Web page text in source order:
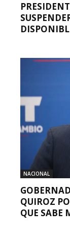
NACIONAL
QUIROZ
QUE SABE